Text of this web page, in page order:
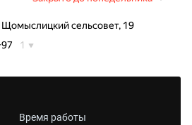
Время работы